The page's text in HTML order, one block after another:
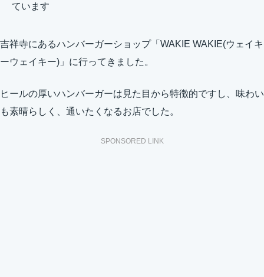
ています
吉祥寺にあるハンバーガーショップ「WAKIE WAKIE(ウェイキ
ーウェイキー)」に行ってきました。
ヒールの厚いハンバーガーは見た目から特徴的ですし、味わい
も素晴らしく、通いたくなるお店でした。
SPONSORED LINK